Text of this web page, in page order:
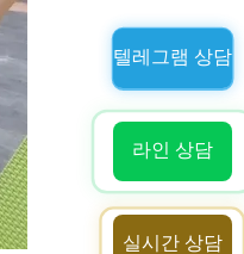
텔레그램 상담
라인 상담
실시간 상담